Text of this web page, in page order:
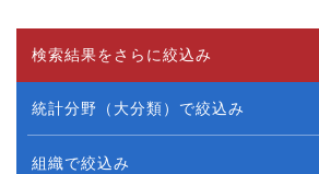
検索結果をさらに絞込み
統計分野（大分類）で絞込み
組織で絞込み